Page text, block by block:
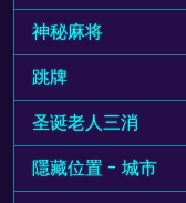
神秘麻将
跳牌
圣诞老人三消
隱藏位置 - 城市